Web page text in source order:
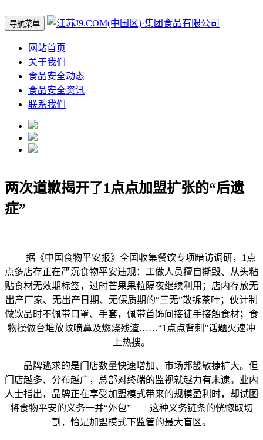
导航菜单
网站首页
关于我们
食品安全动态
食品安全资讯
联系我们
两次道歉揭开了1点点加盟扩张的“后遗
症”
据《中国食物平安报》全国收集餐饮专项暗访调研，1点
点多店存正在严沉食物平安违规：工做人员擅自撕毁、从头粘
贴食材无效期标签，过时芒果果粒隔夜继续利用；店内存放无
出产厂家、无出产日期、无保质期的“三无”散拆茶叶；伙计制
做饮品时不佩带口罩、手套，佩带首饰间接徒手接触食材；食
物操做台堆放蚊喷鼻及燃烧残渣……“1点点背刺”话题火速冲
上热搜。
品牌逃求的是门店数量快速增加、市场邦畿敏捷扩大。但
门店越多、分布越广，总部对终端的监视就越力有未逮。业内
人士指出，品牌正在享受加盟模式带来的规模盈利时，却试图
将食物平安的义务一并“外包”——这种义务链条的恍惚取切
割，恰是加盟模式下监管的最大盲区。